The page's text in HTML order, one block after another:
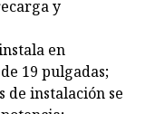
y
en
19 pulgadas;
de instalación se